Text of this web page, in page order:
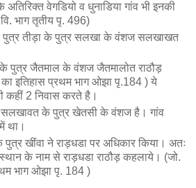
अतिरिक्त वेगडियो व धुनाडिया गांव भी इनकी
भाग तृतीय पृ. 496)
पुत्र तीड़ा के पुत्र सलखा के वंशज सलखाखत
पुत्र जैतमाल के वंशज जैतमालोत राठौड़
इतिहास प्रथम भाग ओझा पृ.184 ) ये
कहीं 2 निवास करते है।
सलखावत के पुत्र खेतसी के वंशज है। गांव
था।
खींवा ने राड़धडा पर अधिकार किया। अतः
के नाम से राड़धडा राठौड़ कहलाये। (जो.
भाग ओझा पृ. 184 )